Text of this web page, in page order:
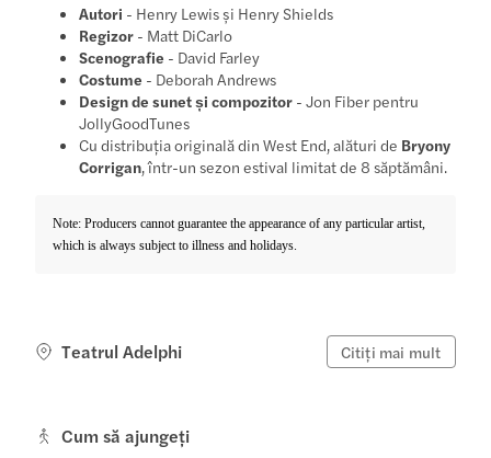
Autori - Henry Lewis și Henry Shields
Regizor - Matt DiCarlo
Scenografie - David Farley
Costume - Deborah Andrews
Design de sunet și compozitor - Jon Fiber pentru
JollyGoodTunes
Cu distribuția originală din West End, alături de Bryony
Corrigan, într-un sezon estival limitat de 8 săptămâni.
Note: Producers cannot guarantee the appearance of any particular artist,
which is always subject to illness and holidays.
Teatrul Adelphi Citiți mai mult
Cum să ajungeți